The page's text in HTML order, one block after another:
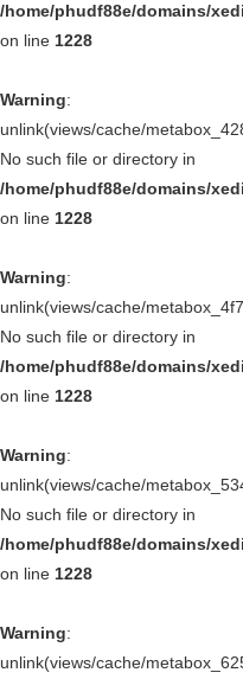
/home/phudf88e/domains/
on line 1228
Warning:
unlink(views/cache/
No such file or directory in
/home/phudf88e/domains/
on line 1228
Warning:
unlink(views/cache/
No such file or directory in
/home/phudf88e/domains/
on line 1228
Warning:
unlink(views/cache/
No such file or directory in
/home/phudf88e/domains/
on line 1228
Warning:
unlink(views/cache/